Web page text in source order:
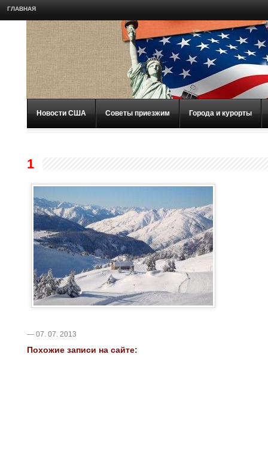
ГЛАВНАЯ
Новости США Советы приезжим Города и курорты
1
— 07. 07. 2013
Похожие записи на сайте: